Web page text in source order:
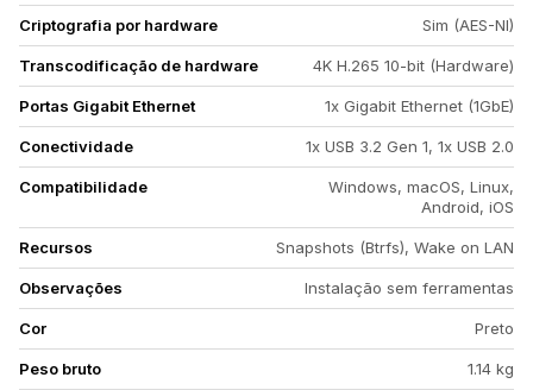
Criptografia por hardware Sim (AES-NI)
Transcodificação de hardware 4K H.265 10-bit (Hardware)
Portas Gigabit Ethernet 1x Gigabit Ethernet (1GbE)
Conectividade 1x USB 3.2 Gen 1, 1x USB 2.0
Compatibilidade
Windows, macOS, Linux,
Android, iOS
Recursos Snapshots (Btrfs), Wake on LAN
Observações Instalação sem ferramentas
Cor Preto
Peso bruto 1.14 kg